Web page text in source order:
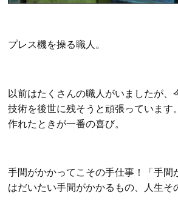
プレス機を操る職人。
以前はたくさんの職人がいましたが、
技術を後世に残そうと頑張っています。
作れたときが一番の喜び。
手間がかかってこその手仕事！「手間
はだいたい手間がかかるもの、人生そ